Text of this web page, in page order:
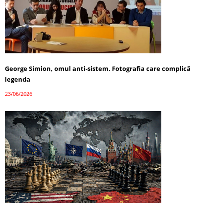
George Simion, omul anti-sistem. Fotografia care complică
legenda
23/06/2026